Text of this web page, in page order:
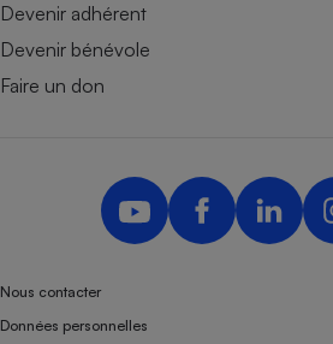
Devenir adhérent
Devenir bénévole
Faire un don
Nous contacter
Données personnelles